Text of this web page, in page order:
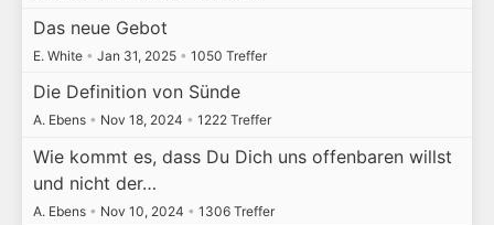
Das neue Gebot
E. White • Jan 31, 2025 • 1050 Treffer
Die Definition von Sünde
A. Ebens • Nov 18, 2024 • 1222 Treffer
Wie kommt es, dass Du Dich uns offenbaren willst
und nicht der…
A. Ebens • Nov 10, 2024 • 1306 Treffer